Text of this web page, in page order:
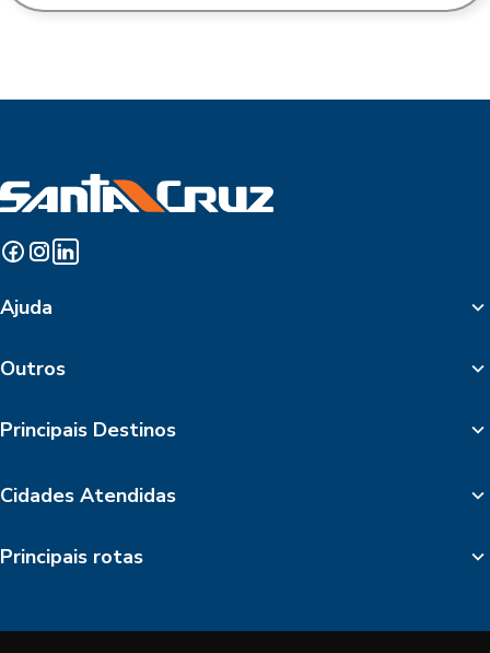
Ajuda
Outros
Principais Destinos
Cidades Atendidas
Principais rotas